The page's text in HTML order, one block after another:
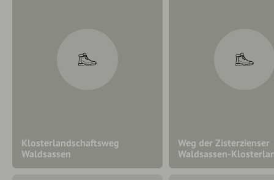
Klosterlandschaftsweg
Waldsassen
Weg der Zisterzienser
Waldsassen-